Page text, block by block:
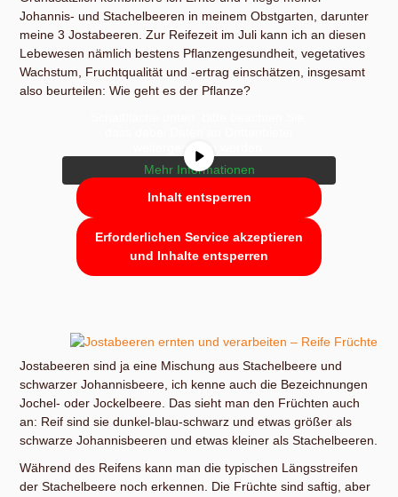
Johannis- und Stachelbeeren in meinem Obstgarten, darunter
meine 3 Jostabeeren. Zur Reifezeit im Juli kann ich an diesen
Lebewesen nämlich bestens Pflanzengesundheit, vegetatives
Wachstum, Fruchtqualität und -ertrag einschätzen, insgesamt
also beurteilen: Wie geht es der Pflanze?
Sie sehen gerade einen Platzhalterinhalt
vonYouTube. Um auf den eigentlichen
Inhalt zuzugreifen, klicken Sie auf die
Mehr Informationen
Inhalt entsperren
Erforderlichen Service akzeptieren
und Inhalte entsperren
Jostabeeren sind ja eine Mischung aus Stachelbeere und
schwarzer Johannisbeere, ich kenne auch die Bezeichnungen
Jochel- oder Jockelbeere. Das sieht man den Früchten auch
an: Reif sind sie dunkel-blau-schwarz und etwas größer als
schwarze Johannisbeeren und etwas kleiner als Stachelbeeren.
Während des Reifens kann man die typischen Längsstreifen
der Stachelbeere noch erkennen. Die Früchte sind saftig, aber